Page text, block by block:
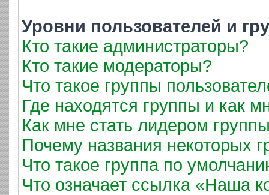
Уровни пользователей и
Кто такие администраторы?
Кто такие модераторы?
Что такое группы
Где находятся группы и как
Как мне стать лидером
Почему названия некоторых
Что такое группа по
Что означает ссылка «Наша